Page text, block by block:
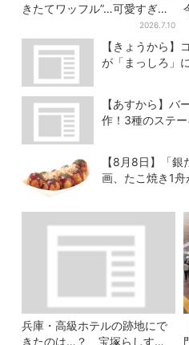
きたてワッフル”…可愛すぎ
る“くまちゃんアイス”と一緒
に
2026.7.10
【きょうから】
が「まっしろ」
【あすから】バ
作！3種のステ
【8月8日】「
画、たこ焼き1
兵庫・高級ホテルの跡地にで
きたのは…？ 宝塚らしすぎ